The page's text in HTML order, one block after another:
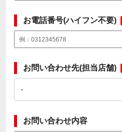
お電話番号(ハイフン不要)
お問い合わせ先(担当店舗)
お問い合わせ内容